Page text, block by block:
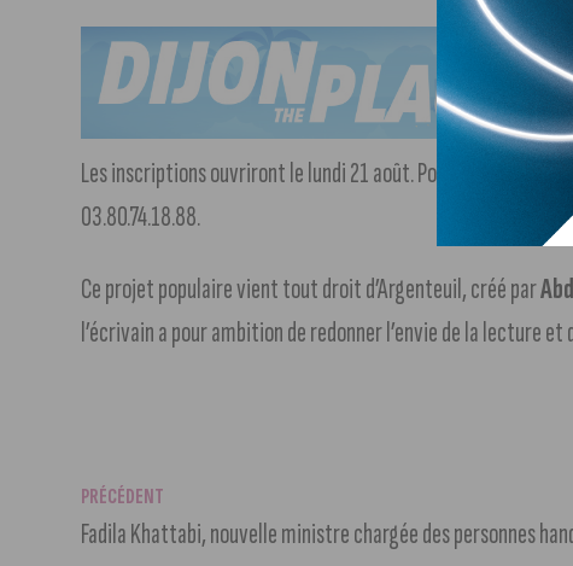
Les inscriptions ouvriront le lundi 21 août. Pour participer,
03.80.74.18.88.
Ce projet populaire vient tout droit d’Argenteuil, créé par
l’écrivain a pour ambition de redonner l’envie de la lecture
PRÉCÉDENT
Fadila Khattabi, nouvelle ministre chargée des personnes